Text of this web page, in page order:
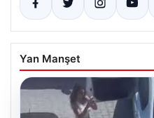
Yan Manşet